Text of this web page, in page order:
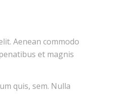
Aenean commodo
et magnis
quis, sem. Nulla